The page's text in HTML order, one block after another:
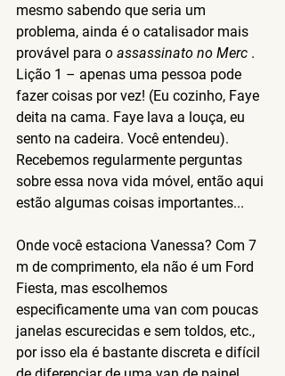
mesmo sabendo que seria um
problema, ainda é o catalisador mais
provável para o assassinato no Merc .
Lição 1 – apenas uma pessoa pode
fazer coisas por vez! (Eu cozinho, Faye
deita na cama. Faye lava a louça, eu
sento na cadeira. Você entendeu).
Recebemos regularmente perguntas
sobre essa nova vida móvel, então aqui
estão algumas coisas importantes...
Onde você estaciona Vanessa? Com 7
m de comprimento, ela não é um Ford
Fiesta, mas escolhemos
especificamente uma van com poucas
janelas escurecidas e sem toldos, etc.,
por isso ela é bastante discreta e difícil